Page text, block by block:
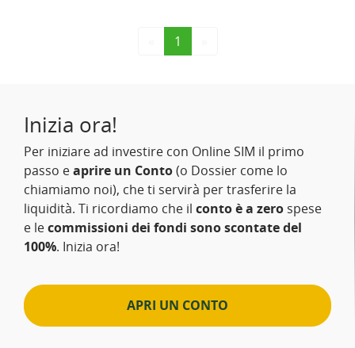
1
Inizia ora!
Per iniziare ad investire con Online SIM il primo
passo eaprire un Conto(o Dossier come lo
chiamiamo noi), che ti servirà per trasferire la
liquidità. Ti ricordiamo che il conto è a zero spese
e lecommissioni dei fondi sono scontate del
100%. Inizia ora!
APRI UN CONTO